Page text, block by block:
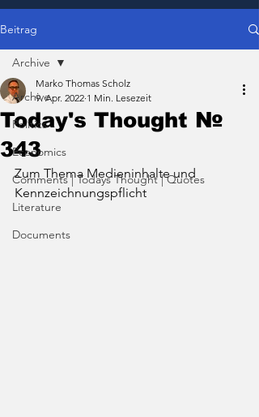
Beitrag
Archive
Politics
Economics
Comments | Todays Thought | Quotes
Literature
Documents
Archive
Today's Thought №
343
Marko Thomas Scholz
9. Apr. 2022 1 Min. Lesezeit
Zum Thema Medieninhalte und
Kennzeichnungspflicht